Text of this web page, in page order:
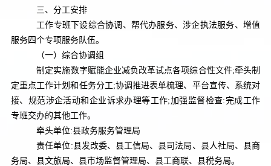
三、分工安排
工作专班下设综合协调、帮代办服务、涉企执法服务、增值
服务四个专项服务队伍。
（一）综合协调组
制定实施数字赋能企业减负改革试点各项综合性文件;牵头制
定重点工作计划和任务分工;协调推进表单梳理、平台宣传、系统对
接、规范涉企活动和企业诉求办理等工作;加强监督检查:完成工作
专班交办的其他工作。
牵头单位:县政务服务管理局
责任单位 :县发改委、县工信局、县司法局、县人社局、县商
务局、县文旅局、县市场监督管理局、县工商联、县税务局。